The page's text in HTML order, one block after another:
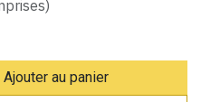
Ajouter au panier